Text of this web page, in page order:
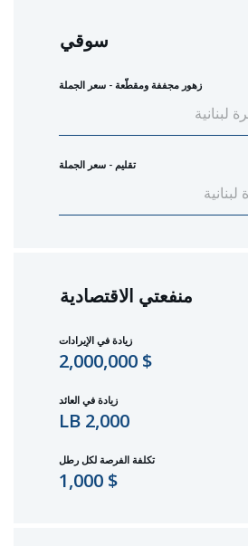
سوقي
زهور مجففة ومقطّعة - سعر الجملة
لبنانية
تقليم - سعر الجملة
منفعتي الاقتصادية
زيادة في الإيرادات
$ 2,000,000
زيادة في العائد
2,000 LB
تكلفة الفرصة لكل رطل
$ 1,000